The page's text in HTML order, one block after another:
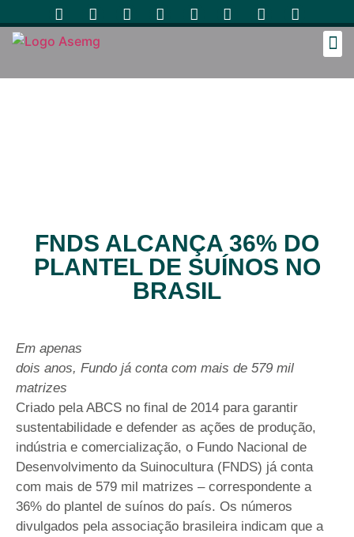
FNDS ALCANÇA 36% DO
PLANTEL DE SUÍNOS NO
BRASIL
Em apenas
dois anos, Fundo já conta com mais de 579 mil
matrizes
Criado pela ABCS no final de 2014 para garantir
sustentabilidade e defender as ações de produção,
indústria e comercialização, o Fundo Nacional de
Desenvolvimento da Suinocultura (FNDS) já conta
com mais de 579 mil matrizes – correspondente a
36% do plantel de suínos do país. Os números
divulgados pela associação brasileira indicam que a